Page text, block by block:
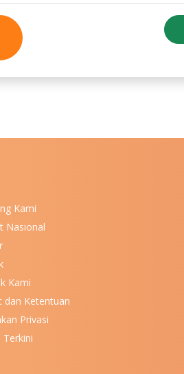
Kami
Nasional
Kami
dan Ketentuan
Privasi
Terkini